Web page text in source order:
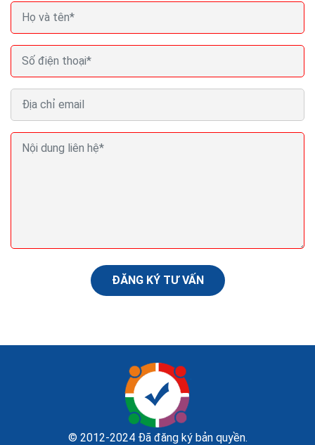
thiệu...
ĐĂNG KÝ TƯ VẤN
© 2012-2024 Đã đăng ký bản quyền.